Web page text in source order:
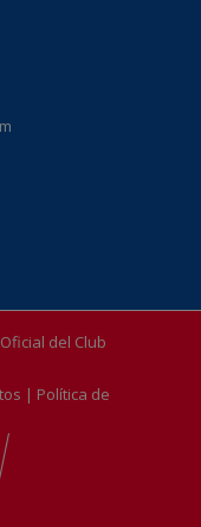
del Club
| Política de